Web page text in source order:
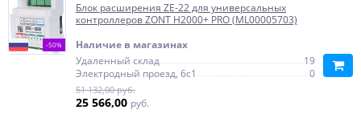
-50%
Блок расширения ZE-22 для универсальных
контроллеров ZONT H2000+ PRO (ML00005703)
Наличие в магазинах
Удаленный склад
19
Электродный проезд, 6с1
0
51 132,00 руб.
25 566,00 руб.